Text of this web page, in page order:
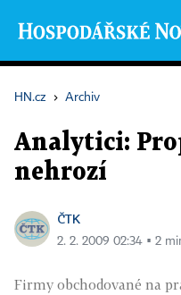
HN.cz › Archiv
Analytici:
nehrozí
ČTK
2. 2. 2009 02:34 ▪ 2
Firmy obchodované na